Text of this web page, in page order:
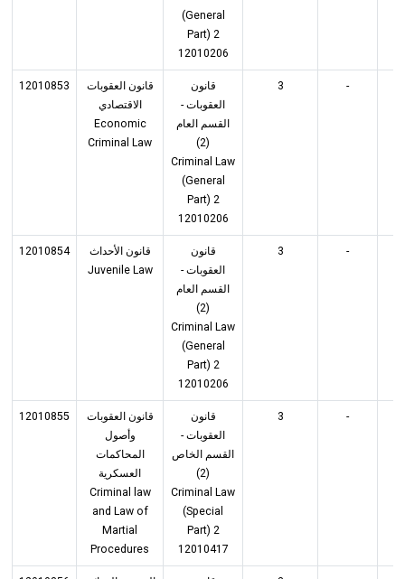
(General
Part) 2
12010206
12010853
قانون العقوبات
الاقتصادي
Economic
Criminal Law
قانون
العقوبات -
القسم العام
(2)
Criminal Law
(General
Part) 2
12010206
3 -
12010854
قانون الأحداث
Juvenile Law
قانون
العقوبات -
القسم العام
(2)
Criminal Law
(General
Part) 2
12010206
3 -
12010855
قانون العقوبات
وأصول
المحاكمات
العسكرية
Criminal law
and Law of
Martial
Procedures
قانون
العقوبات -
القسم الخاص
(2)
Criminal Law
(Special
Part) 2
12010417
3 -